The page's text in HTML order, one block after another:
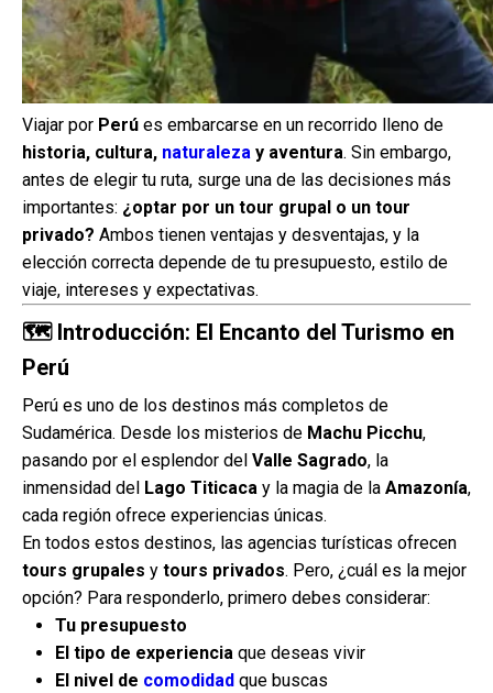
Viajar por Perú es embarcarse en un recorrido lleno de
historia, cultura, naturaleza y aventura. Sin embargo,
antes de elegir tu ruta, surge una de las decisiones más
importantes: ¿optar por un tour grupal o un tour
privado? Ambos tienen ventajas y desventajas, y la
elección correcta depende de tu presupuesto, estilo de
viaje, intereses y expectativas.
🗺️ Introducción: El Encanto del Turismo en
Perú
Perú es uno de los destinos más completos de
Sudamérica. Desde los misterios de Machu Picchu,
pasando por el esplendor del Valle Sagrado, la
inmensidad del Lago Titicaca y la magia de la Amazonía,
cada región ofrece experiencias únicas.
En todos estos destinos, las agencias turísticas ofrecen
tours grupales y tours privados. Pero, ¿cuál es la mejor
opción? Para responderlo, primero debes considerar:
Tu presupuesto
El tipo de experiencia que deseas vivir
El nivel de comodidad que buscas